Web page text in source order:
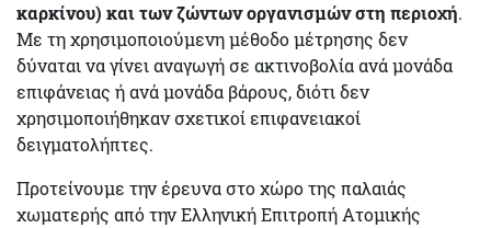
καρκίνου) και των ζώντων οργανισμών στη περιοχή.
Με τη χρησιμοποιούμενη μέθοδο μέτρησης δεν
δύναται να γίνει αναγωγή σε ακτινοβολία ανά μονάδα
επιφάνειας ή ανά μονάδα βάρους, διότι δεν
χρησιμοποιήθηκαν σχετικοί επιφανειακοί
δειγματολήπτες.
Προτείνουμε την έρευνα στο χώρο της παλαιάς
χωματερής από την Ελληνική Επιτροπή Ατομικής